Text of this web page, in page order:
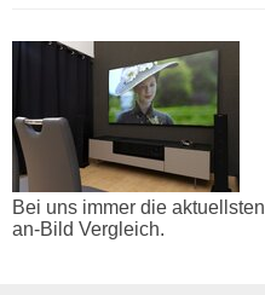
Bei uns immer die aktuellsten
an-Bild Vergleich.